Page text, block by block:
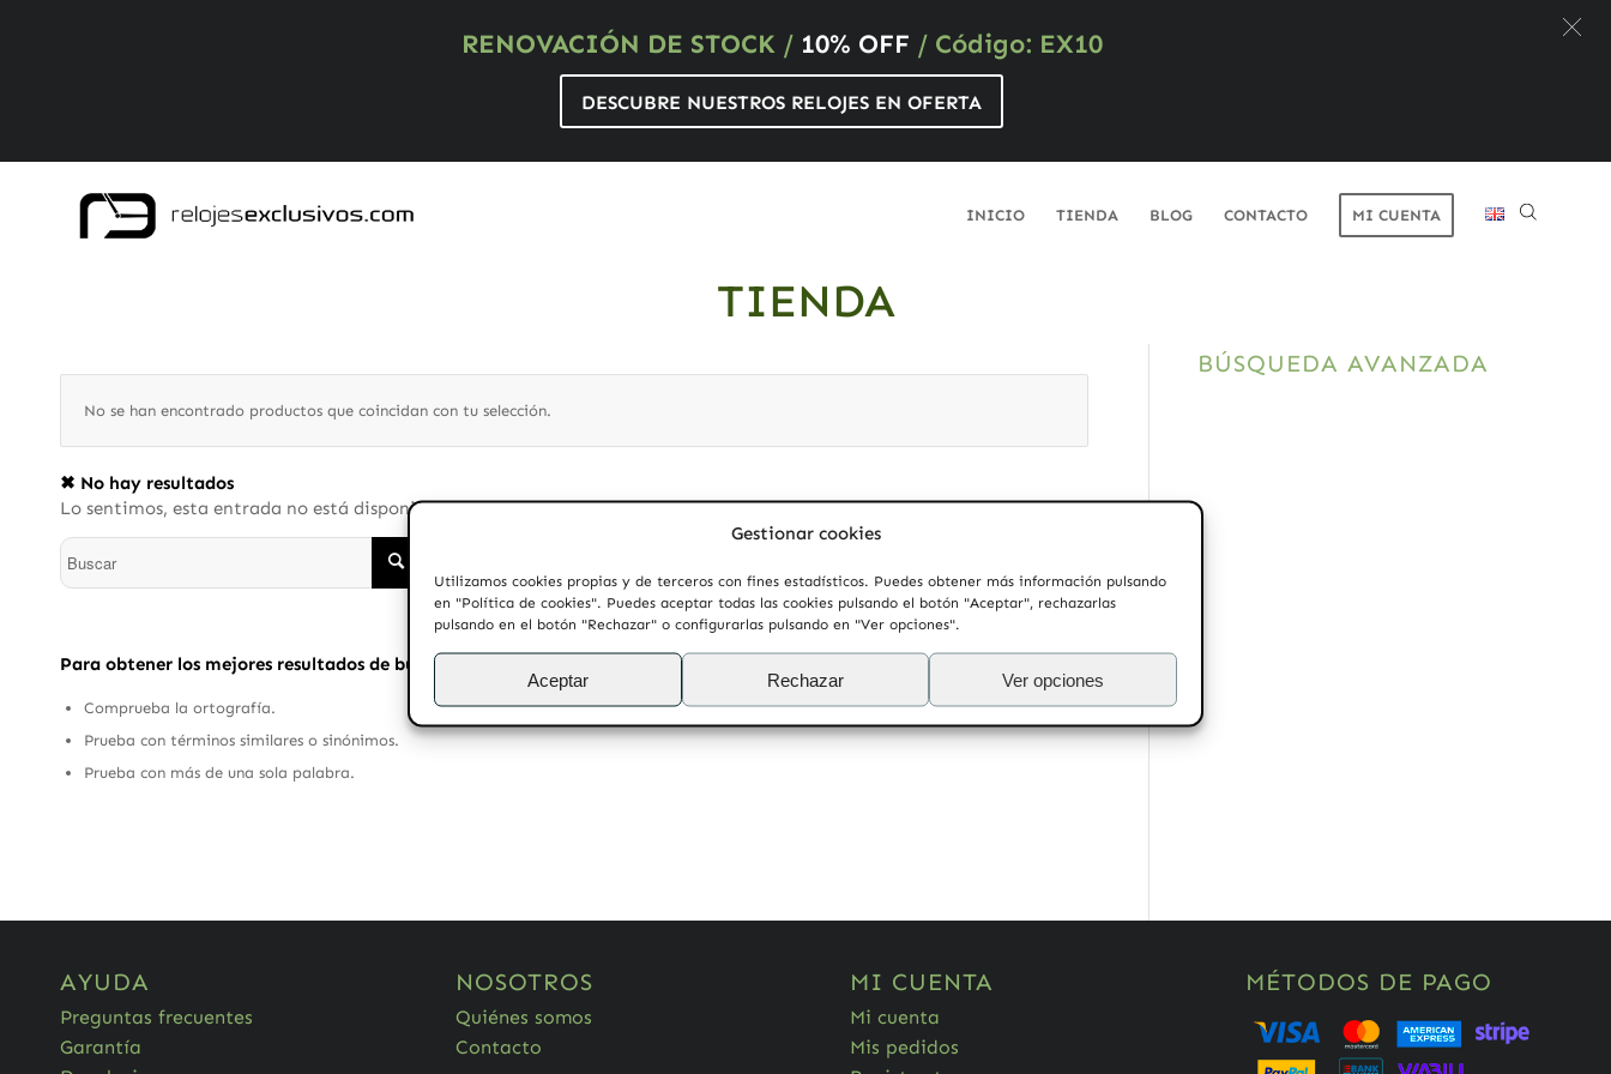
RENOVACIÓN DE STOCK/ 10% OFF / Código: EX10
DESCUBRE NUESTROS RELOJES EN OFERTA
Gestionar cookies
Utilizamos cookies propias y de terceros con fines estadísticos. Puedes obtener más información pulsando
en "Política de cookies". Puedes aceptar todas las cookies pulsando el botón "Aceptar", rechazarlas
pulsando en el botón "Rechazar" o configurarlas pulsando en "Ver opciones".
Aceptar Rechazar Ver opciones
INICIO TIENDA BLOG CONTACTO MI CUENTA
TIENDA
No se han encontrado productos que coincidan con tu selección.
✖ No hay resultados
Lo sentimos, esta entrada no está disponible, ¿quieres probar con nuestro buscador?
Para obtener los mejores resultados de búsqueda, sigue estos consejos:
Comprueba la ortografía.
Prueba con términos similares o sinónimos.
Prueba con más de una sola palabra.
BÚSQUEDA AVANZADA
AYUDA
Preguntas frecuentes
Garantía
NOSOTROS
Quiénes somos
Contacto
MI CUENTA
Mi cuenta
Mis pedidos
MÉTODOS DE PAGO